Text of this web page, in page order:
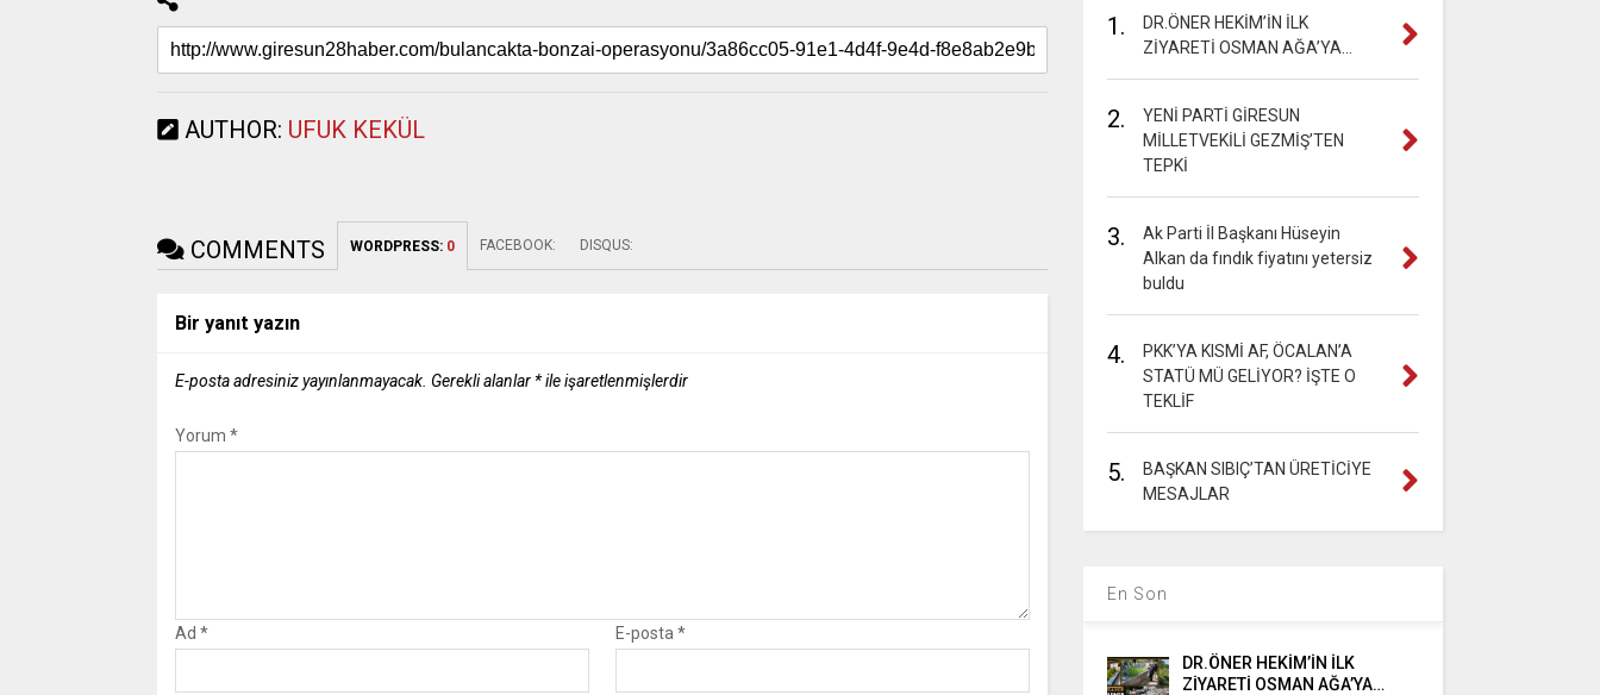
AUTHOR: UFUK KEKÜL
COMMENTS WORDPRESS: 0 FACEBOOK: DISQUS:
Bir yanıt yazın
E-posta adresiniz yayınlanmayacak. Gerekli alanlar *ile işaretlenmişlerdir
Yorum *
Ad * E-posta*
1.
DR.ÖNER HEKİM’İN İLK
ZİYARETİ OSMAN AĞA’YA…
2.
YENİ PARTİ GİRESUN
MİLLETVEKİLİ GEZMİŞ’TEN
TEPKİ
3.
Ak Parti İl Başkanı Hüseyin
Alkan da fındık fiyatını yetersiz
buldu
4.
PKK’YA KISMİ AF, ÖCALAN’A
STATÜ MÜ GELİYOR? İŞTE O
TEKLİF
5.
BAŞKAN SIBIÇ’TAN ÜRETİCİYE
MESAJLAR
En Son
DR.ÖNER HEKİM’İN İLK
ZİYARETİ OSMAN AĞA’YA…